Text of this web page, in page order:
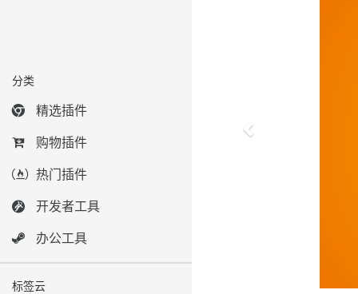
分类
精选插件
购物插件
热门插件
开发者工具
办公工具
标签云